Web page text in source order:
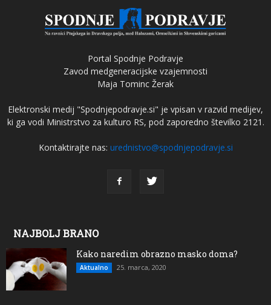
Portal Spodnje Podravje
Zavod medgeneracijske vzajemnosti
Maja Tominc Žerak
Elektronski medij "Spodnjepodravje.si" je vpisan v razvid medijev,
ki ga vodi Ministrstvo za kulturo RS, pod zaporedno številko 2121.
Kontaktirajte nas: urednistvo@spodnjepodravje.si
NAJBOLJ BRANO
Kako naredim obrazno masko doma?
Aktualno 25. marca, 2020